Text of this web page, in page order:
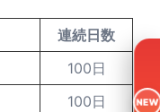
連続日数
100日
100日 NEW